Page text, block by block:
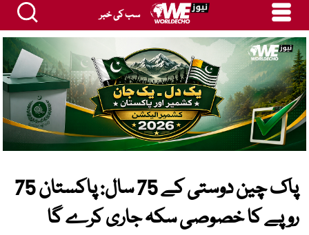
سب کی خبر
پاک چین دوستی کے 75 سال: پاکستان 75
روپے کا خصوصی سکہ جاری کرے گا